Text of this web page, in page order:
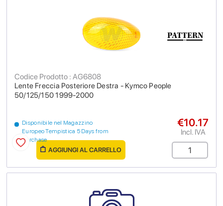
Lente Freccia Posteriore Destra - Kymco People
50/125/150 1999-2000
Codice Prodotto : AG6808
Disponibile nel Magazzino
Europeo Tempistica 5 Days from
purchase
€10.17
Incl. IVA
AGGIUNGI AL CARRELLO